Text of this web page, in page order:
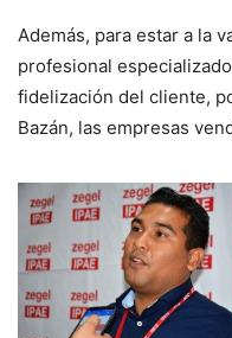
Además, para estar a la
profesional
fidelización del cliente,
Bazán, las empresas